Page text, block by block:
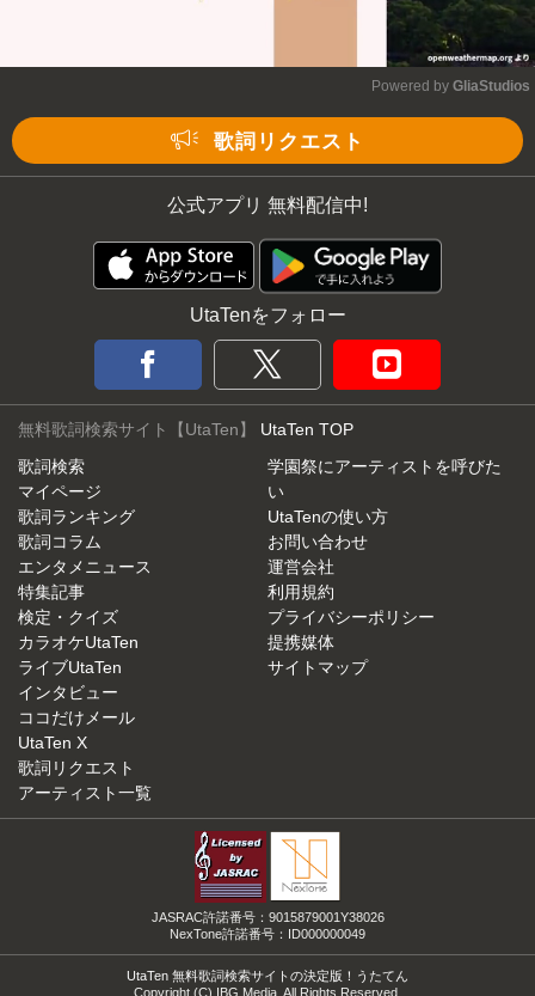
Powered by GliaStudios
歌詞リクエスト
公式アプリ 無料配信中!
UtaTenをフォロー
無料歌詞検索サイト【UtaTen】 UtaTen TOP
歌詞検索
マイページ
歌詞ランキング
歌詞コラム
エンタメニュース
特集記事
検定・クイズ
カラオケUtaTen
ライブUtaTen
インタビュー
ココだけメール
UtaTen X
歌詞リクエスト
アーティスト一覧
学園祭にアーティストを呼びた
い
UtaTenの使い方
お問い合わせ
運営会社
利用規約
プライバシーポリシー
提携媒体
サイトマップ
JASRAC許諾番号：9015879001Y38026
NexTone許諾番号：ID000000049
UtaTen 無料歌詞検索サイトの決定版！うたてん
Copyright (C) IBG Media. All Rights Reserved.